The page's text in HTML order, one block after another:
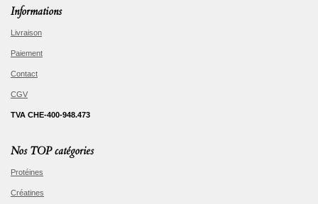
Informations
Livraison
Paiement
Contact
CGV
TVA CHE-400-948.473
Nos TOP catégories
Protéines
Créatines